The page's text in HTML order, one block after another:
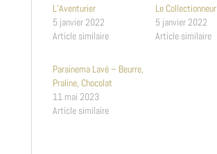
L’Aventurier
5 janvier 2022
Article similaire
Le Collectionneur
5 janvier 2022
Article similaire
Parainema Lavé – Beurre,
Praline, Chocolat
11 mai 2023
Article similaire